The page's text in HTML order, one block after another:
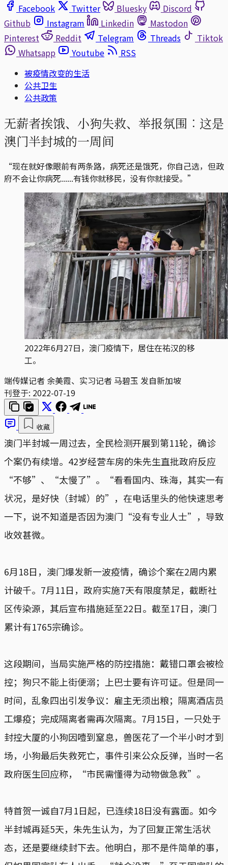
Facebook
Twitter Bluesky
Discord
Github
Instagram Linkedin
Mastodon
Pinterest
Reddit Telegram Threads
Tiktok
Whatsapp
Youtube
RSS
被疫情改变的生活
公共卫生
公共政策
无薪者挨饿、小狗失救、举报氛围︰这是
澳门半封城的一周间
“现在就好像眼前有两条路，病死还是饿死，你自己选，但政
府不会让你病死......有钱你就移民，没有你就接受。”
2022年6月27日，澳门疫情下，居住在祐汉的移
工。
端传媒记者 余美霞、实习记者 马碧玉 发自新加坡
刊登于: 2022-07-19
收藏
澳门半封城一周过去，全民检测开展到第11轮，确诊
个案仍有续增。42岁经营车房的朱先生直批政府反应
“不够”、“太慢了”。“看看国内、珠海，其实一有
状况，是好快（封城）的”，在电话里头的他快速思考
一下，说不知道是否因为澳门“没有专业人士”，导致
收效甚微。
6月18日，澳门爆发新一波疫情，确诊个案在2周内累
计破千。7月11日，政府实施7天有限度禁足，截断社
区传染源，其后宣布措施延至22日。截至17日，澳门
累计有1765宗确诊。
这段期间，当局实施严格的防控措施：戴错口罩会被检
控；狗只不能上街便溺；上巴士要有许可证。但是同一
时间，乱象四出引发争议：雇主无须出粮；隔离酒店员
工爆疫；完成隔离者需再次隔离。7月15日，一只处于
封控大厦的小狗因噎到窒息，兽医花了一个半小时才到
场，小狗最后失救死亡，事件引来公众反弹，当时一名
政府医生回应称，“市民需懂得为动物做急救”。
特首贺一诚自7月1日起，已连续18日没有露面。如今
半封城再延5天，朱先生认为，为了回复正常生活状
态，还是要继续封下去。他明白，那不是件简单的事，